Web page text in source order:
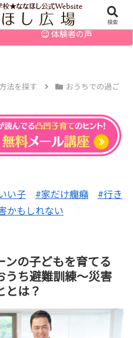
のお悩みを解決
体験者の声
法を探す
おうちでの過ご
い子 #家だけ癇癪
#行き
かもしれない
の子どもを育てる
うち避難訓練〜災害
とは？
検索